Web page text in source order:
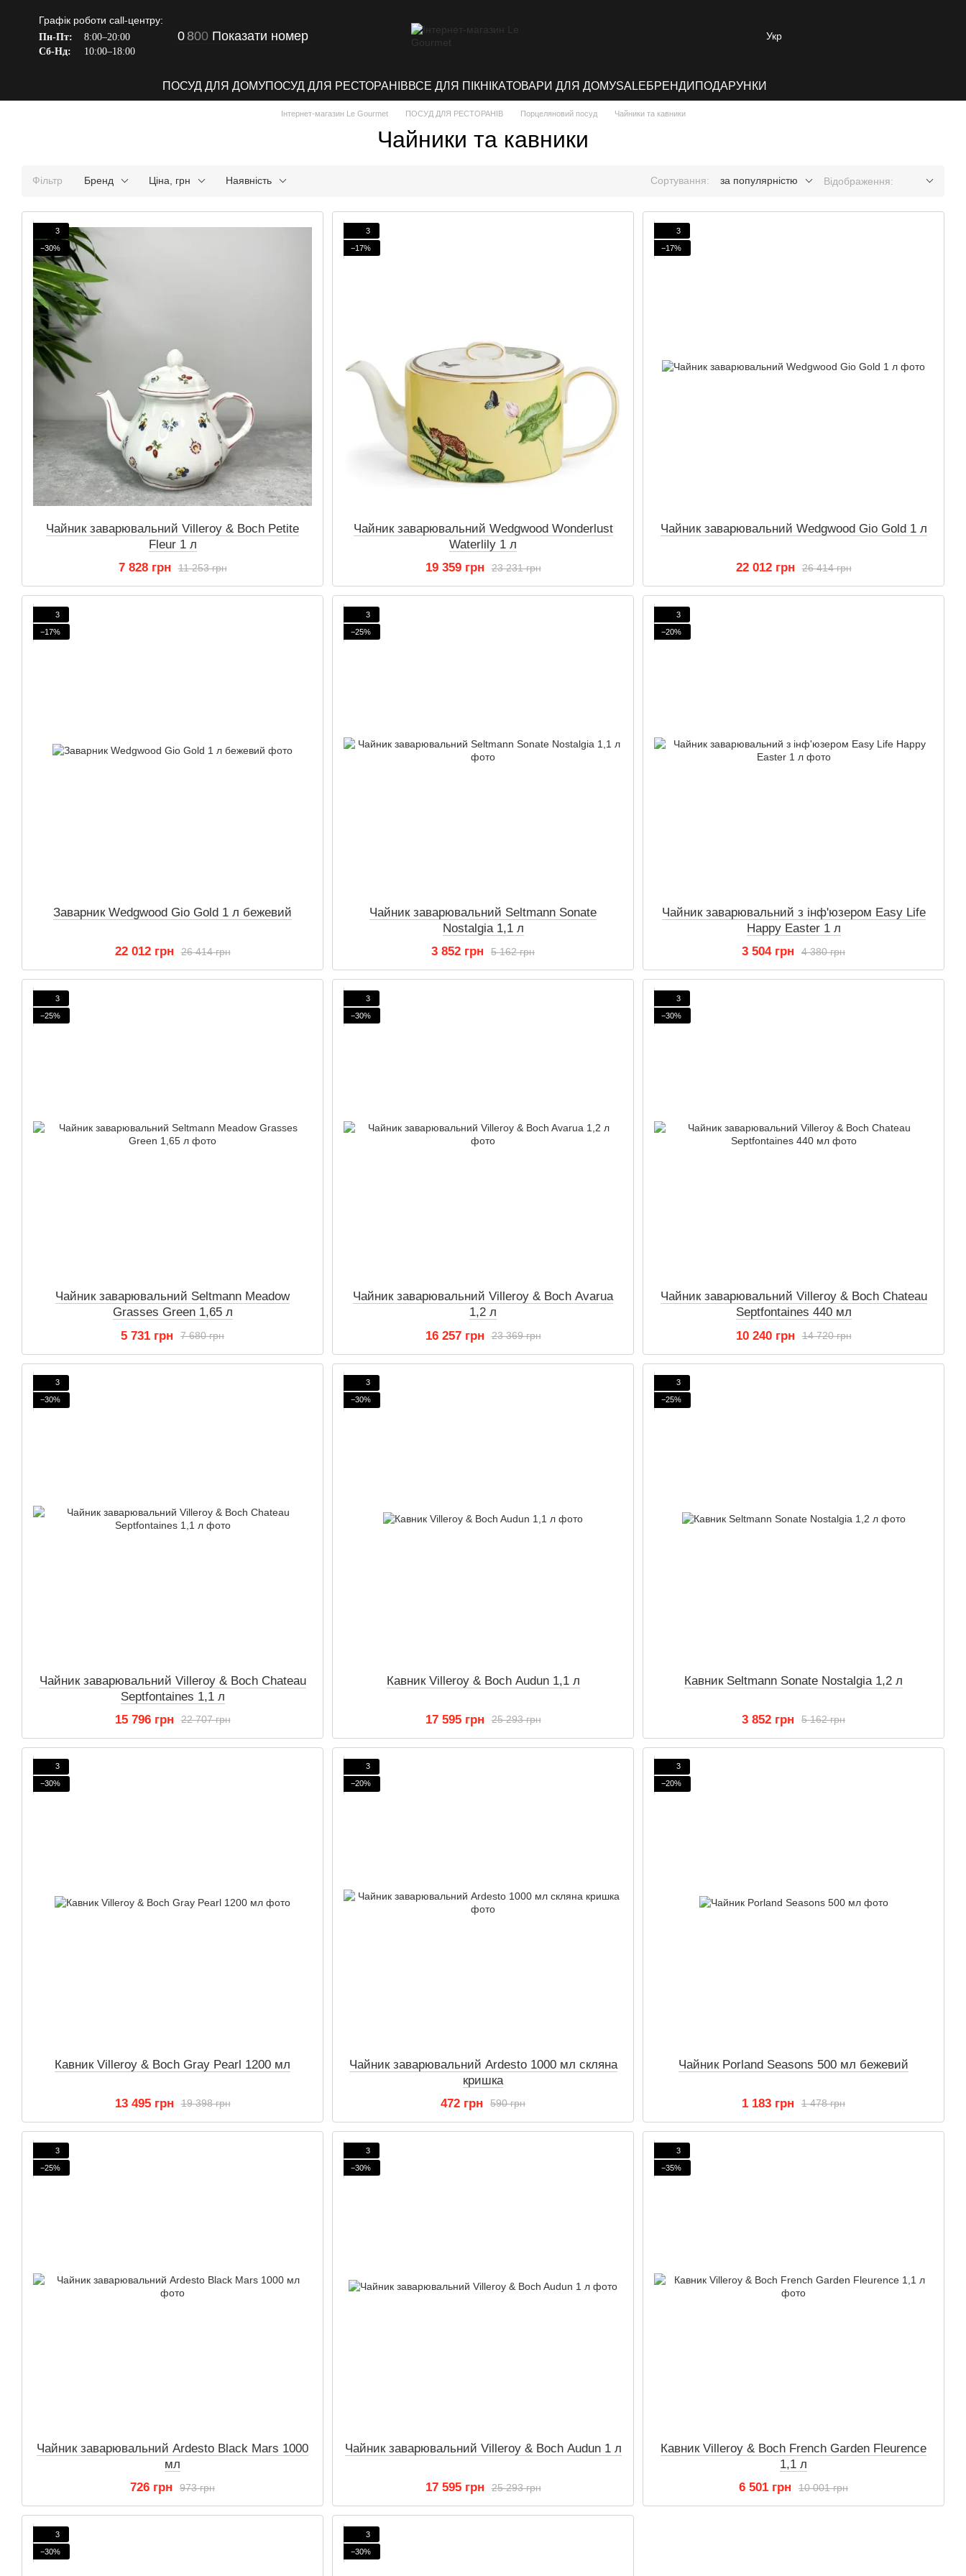
Графік роботи call-центру:
Пн-Пт:
8:00–20:00
Сб-Нд:
10:00–18:00
0800 Показати номер Укр
ПОСУД ДЛЯ ДОМУПОСУД ДЛЯ РЕСТОРАНІВВСЕ ДЛЯ ПІКНІКАТОВАРИ ДЛЯ ДОМУSALEБРЕНДИ ПОДАРУНКИ
Інтернет-магазин Le Gourmet ПОСУД ДЛЯ РЕСТОРАНІВ Порцеляновий посуд Чайники та кавники
Чайники та кавники
Фільтр Бренд Ціна, грн Наявність Сортування: за популярністю Відображення:
3
−30%
Чайник заварювальний Villeroy & Boch Petite
Fleur 1 л
11 253 грн
7 828 грн
3
−17%
Чайник заварювальний Wedgwood Wonderlust
Waterlily 1 л
23 231 грн
19 359 грн
3
−17%
Чайник заварювальний Wedgwood Gio Gold 1 л
26 414 грн
22 012 грн
3
−17%
Заварник Wedgwood Gio Gold 1 л бежевий
26 414 грн
22 012 грн
3
−25%
Чайник заварювальний Seltmann Sonate
Nostalgia 1,1 л
5 162 грн
3 852 грн
3
−20%
Чайник заварювальний з інф'юзером Easy Life
Happy Easter 1 л
4 380 грн
3 504 грн
3
−25%
Чайник заварювальний Seltmann Meadow
Grasses Green 1,65 л
7 680 грн
5 731 грн
3
−30%
Чайник заварювальний Villeroy & Boch Avarua
1,2 л
23 369 грн
16 257 грн
3
−30%
Чайник заварювальний Villeroy & Boch Chateau
Septfontaines 440 мл
14 720 грн
10 240 грн
3
−30%
Чайник заварювальний Villeroy & Boch Chateau
Septfontaines 1,1 л
22 707 грн
15 796 грн
3
−30%
Кавник Villeroy & Boch Audun 1,1 л
25 293 грн
17 595 грн
3
−25%
Кавник Seltmann Sonate Nostalgia 1,2 л
5 162 грн
3 852 грн
3
−30%
Кавник Villeroy & Boch Gray Pearl 1200 мл
19 398 грн
13 495 грн
3
−20%
Чайник заварювальний Ardestо 1000 мл скляна
кришка
590 грн
472 грн
3
−20%
Чайник Porland Seasons 500 мл бежевий
1 478 грн
1 183 грн
3
−25%
Чайник заварювальний Ardesto Black Mars 1000
мл
973 грн
726 грн
3
−30%
Чайник заварювальний Villeroy & Boch Audun 1 л
25 293 грн
17 595 грн
3
−35%
Кавник Villeroy & Boch French Garden Fleurence
1,1 л
10 001 грн
6 501 грн
3
−30%
3
−30%